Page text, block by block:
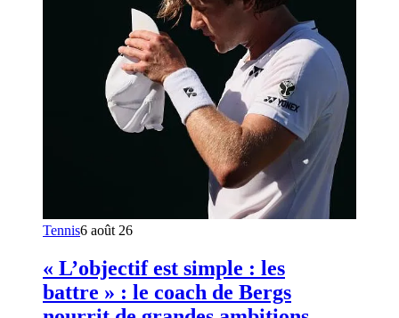
Tennis6 août 26
« L’objectif est simple : les
battre » : le coach de Bergs